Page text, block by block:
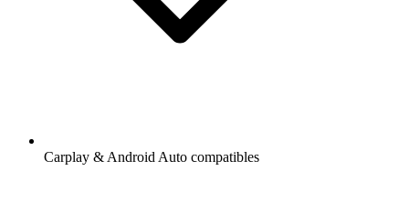
Carplay & Android Auto compatibles